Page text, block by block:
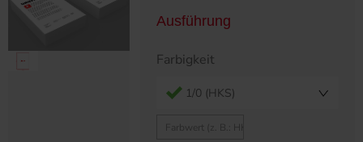
Ausführung
Farbigkeit
1/0 (HKS)